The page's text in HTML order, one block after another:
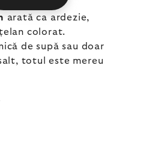
arată ca ardezie,
colorat.
de supă sau doar
totul este mereu